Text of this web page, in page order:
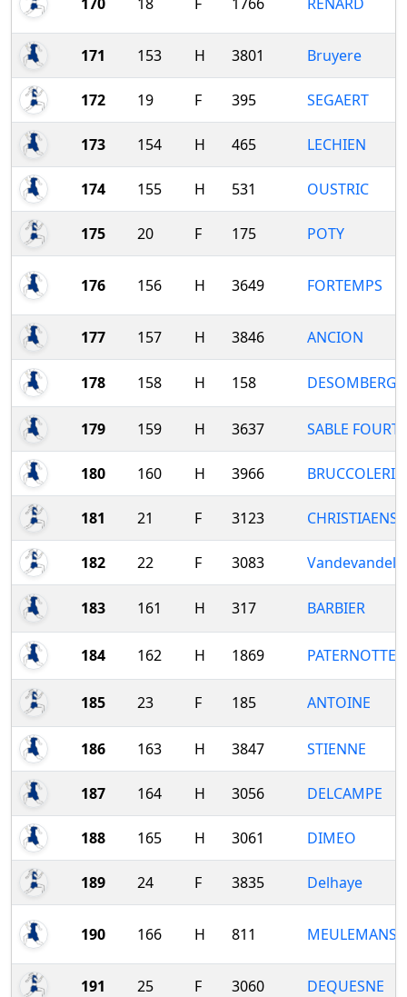
171 153 H 3801 Bruyere
172 19 F 395 SEGAERT
173 154 H 465 LECHIEN
174 155 H 531 OUSTRIC
175 20 F 175 POTY
176 156 H 3649 FORTEMPS
177 157 H 3846 ANCION
178 158 H 158 DESOMBERG
179 159 H 3637 SABLE
180 160 H 3966 BRUCCOLERI
181 21 F 3123 CHRISTIAENS
182 22 F 3083 Vandevandel
183 161 H 317 BARBIER
184 162 H 1869 PATERNOTTE
185 23 F 185 ANTOINE
186 163 H 3847 STIENNE
187 164 H 3056 DELCAMPE
188 165 H 3061 DIMEO
189 24 F 3835 Delhaye
190 166 H 811 MEULEMANS
191 25 F 3060 DEQUESNE